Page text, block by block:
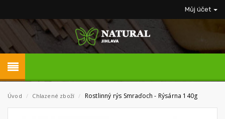
Můj účet
Úvod / Chlazené zboží / Rostlinný rýs Smraďoch - Rýsárna 140g